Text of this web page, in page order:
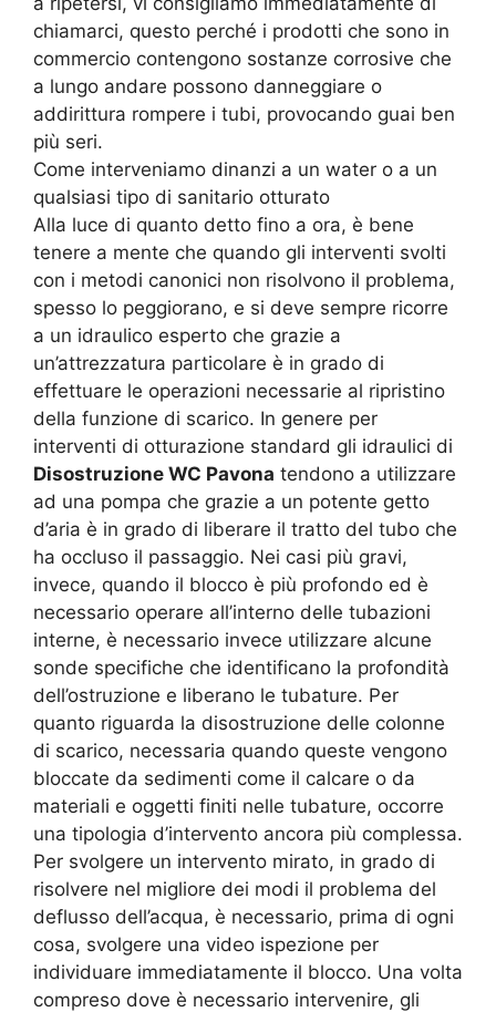
chiamarci, questo perché i prodotti che sono in
commercio contengono sostanze corrosive che
a lungo andare possono danneggiare o
addirittura rompere i tubi, provocando guai ben
più seri.
Come interveniamo dinanzi a un water o a un
qualsiasi tipo di sanitario otturato
Alla luce di quanto detto fino a ora, è bene
tenere a mente che quando gli interventi svolti
con i metodi canonici non risolvono il problema,
spesso lo peggiorano, e si deve sempre ricorre
a un idraulico esperto che grazie a
un’attrezzatura particolare è in grado di
effettuare le operazioni necessarie al ripristino
della funzione di scarico. In genere per
interventi di otturazione standard gli idraulici di
Disostruzione WC Pavona tendono a utilizzare
ad una pompa che grazie a un potente getto
d’aria è in grado di liberare il tratto del tubo che
ha occluso il passaggio. Nei casi più gravi,
invece, quando il blocco è più profondo ed è
necessario operare all’interno delle tubazioni
interne, è necessario invece utilizzare alcune
sonde specifiche che identificano la profondità
dell’ostruzione e liberano le tubature. Per
quanto riguarda la disostruzione delle colonne
di scarico, necessaria quando queste vengono
bloccate da sedimenti come il calcare o da
materiali e oggetti finiti nelle tubature, occorre
una tipologia d’intervento ancora più complessa.
Per svolgere un intervento mirato, in grado di
risolvere nel migliore dei modi il problema del
deflusso dell’acqua, è necessario, prima di ogni
cosa, svolgere una video ispezione per
individuare immediatamente il blocco. Una volta
compreso dove è necessario intervenire, gli